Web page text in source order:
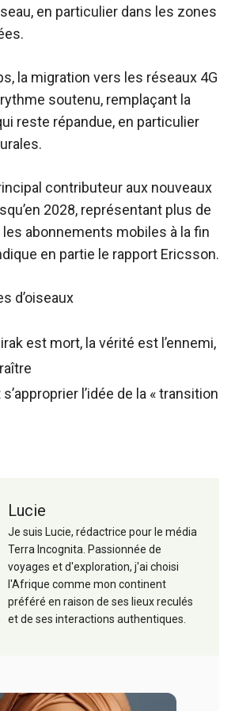
en particulier dans les zones
la migration vers les réseaux 4G
soutenu, remplaçant la
reste répandue, en particulier
contributeur aux nouveaux
2028, représentant plus de
les abonnements mobiles à la fin
en partie le rapport Ericsson.
d’oiseaux
est mort, la vérité est l’ennemi,
s’approprier l’idée de la « transition
Lucie
Je suis Lucie, rédactrice pour le média
Terra Incognita. Passionnée de
voyages et d'exploration, j'ai choisi
l'Afrique comme mon continent
préféré en raison de ses lieux reculés
et de ses interactions authentiques.